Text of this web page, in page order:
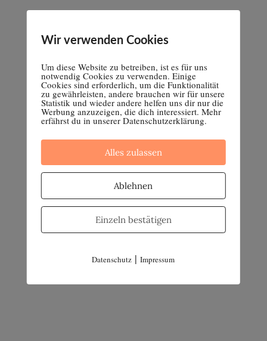
Vaginose – eine vaginale Dysbiose
Ursachen für Missempfindungen in der
Vagina
26. JANUAR 2023
Wir verwenden Cookies
Um diese Website zu betreiben, ist es für uns
notwendig Cookies zu verwenden. Einige
Cookies sind erforderlich, um die Funktionalität
zu gewährleisten, andere brauchen wir für unsere
Statistik und wieder andere helfen uns dir nur die
Werbung anzuzeigen, die dich interessiert. Mehr
erfährst du in unserer Datenschutzerklärung.
Alles zulassen
Ablehnen
Einzeln bestätigen
Datenschutz |Impressum